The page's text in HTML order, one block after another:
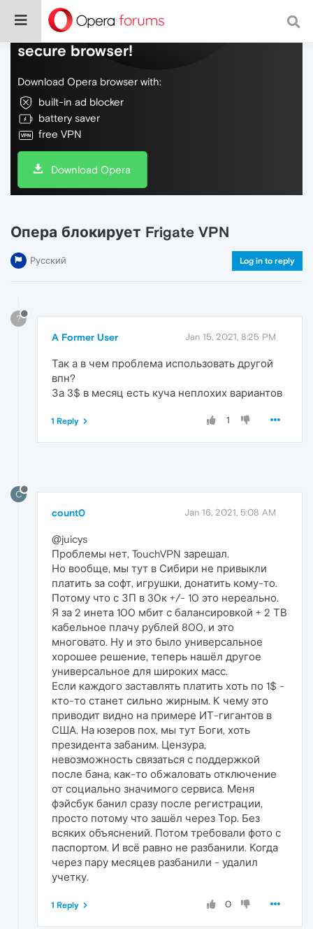
Do more on the web, with a fast and
secure browser!
Download Opera browser with:
built-in ad blocker
battery saver
free VPN
Download Opera
Опера блокирует Frigate VPN
Русский Log in to reply
?
A Former User Jan 15, 2021, 8:25 PM
Так а в чем проблема использовать другой
впн?
За 3$ в месяц есть куча неплохих вариантов
1
1 Reply
C
count0 Jan 16, 2021, 5:08 AM
@juicys
Проблемы нет, TouchVPN зарешал.
Но вообще, мы тут в Сибири не привыкли
платить за софт, игрушки, донатить кому-то.
Потому что с ЗП в 30к +/- 10 это нереально.
Я за 2 инета 100 мбит с балансировкой + 2 ТВ
кабельное плачу рублей 800, и это
многовато. Ну и это было универсальное
хорошее решение, теперь нашёл другое
универсальное для широких масс.
Если каждого заставлять платить хоть по 1$ -
кто-то станет сильно жирным. К чему это
приводит видно на примере ИТ-гигантов в
США. На юзеров пох, мы тут Боги, хоть
президента забаним. Цензура,
невозможность связаться с поддержкой
после бана, как-то обжаловать отключение
от социально значимого сервиса. Меня
фэйсбук банил сразу после регистрации,
просто потому что зашёл через Тор. Без
всяких объяснений. Потом требовали фото с
паспортом. И всё равно не разбанили. Когда
через пару месяцев разбанили - удалил
учетку.
0
1 Reply